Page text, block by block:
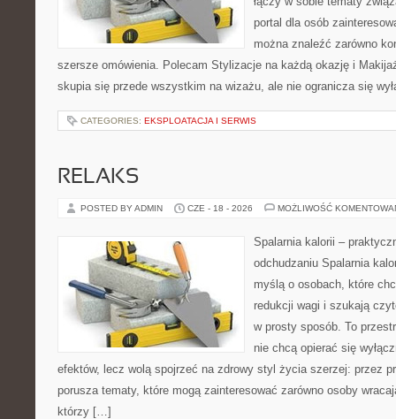
portal dla osób
można znaleźć zarówno
szersze omówienia. Polecam Stylizacje na każdą okazję i
skupia się przede wszystkim na wizażu, ale nie ogranicza się
CATEGORIES: EKSPLOATACJA I SERWIS
RELAKS
POSTED BY ADMIN CZE - 18 - 2026 MOŻLIWOŚĆ
Spalarnia kalorii –
odchudzaniu Spalarnia
myślą o osobach, które
redukcji wagi i szukają
w prosty sposób. To
nie chcą opierać się
efektów, lecz wolą spojrzeć na zdrowy styl życia szerzej: przez
porusza tematy, które mogą zainteresować zarówno osoby
którzy […]